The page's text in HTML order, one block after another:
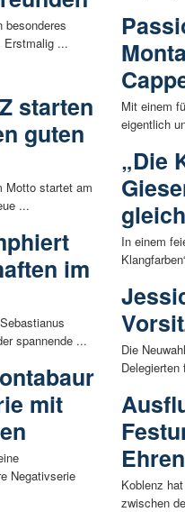
besonderes
Erstmalig ...
starten
guten
Motto startet am
...
im
spannende ...
mit
Negativserie
Mit einem
eigentlich
„Die
In einem
Die
Koblenz
zwischen